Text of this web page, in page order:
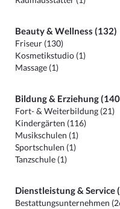
Beauty & Wellness (132)
Friseur (130)
Kosmetikstudio (1)
Massage (1)
Bildung & Erziehung
Fort- & Weiterbildung (21)
Kindergärten (116)
Musikschulen (1)
Sportschulen (1)
Tanzschule (1)
Dienstleistung & Service
Bestattungsunternehmen